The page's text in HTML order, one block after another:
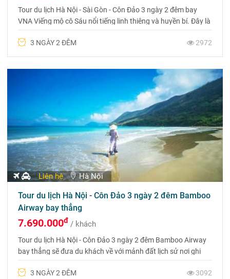
Tour du lịch Hà Nội - Sài Gòn - Côn Đảo 3 ngày 2 đêm bay
VNA Viếng mộ cô Sáu nổi tiếng linh thiêng và huyền bí. Đây là
Ai đến Côn Đảo cũng từng đến đây vào giữa đêm để nguyện
cầu công việc kinh doanh được thuận lợi.
3 NGÀY 2 ĐÊM 2972
Liên hệ Hà Nội
Tour du lịch Hà Nội - Côn Đảo 3 ngày 2 đêm Bamboo
Airway bay thẳng
7.690.000đ / khách
Tour du lịch Hà Nội - Côn Đảo 3 ngày 2 đêm Bamboo Airway
bay thẳng sẽ đưa du khách về với mảnh đất lịch sử nơi ghi
nhưng mảnh đất ấy - một Côn Đảo kiên trung với những điểm
3 NGÀY 2 ĐÊM 3092